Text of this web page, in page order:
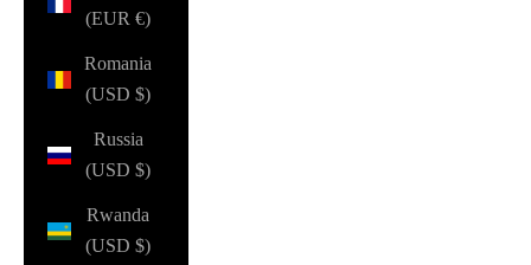
(EUR €)
Romania
(USD $)
Russia
(USD $)
Rwanda
(USD $)